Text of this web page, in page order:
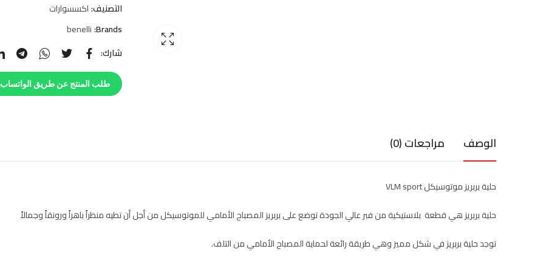
التصنيف:اكسسوارات
Brands:
benelli
شارك:
طلب المنتج عن طريق الواتساب
الوصف مراجعات (0)
حلية بربريز موتوسيكل VLM sport
حلية بربريز هي قطعة بلاستيكية من فبر عالي الجودة توضع على بربريز المصباح الأمامي للموتوسيكل من أجل أن تطيه منظراً باهراً ورونقاً وجمالاً
توجد حلية بربريز في شكل مميز وهي طريقة رائعة لحماية المصباح الأمامي من التلف.